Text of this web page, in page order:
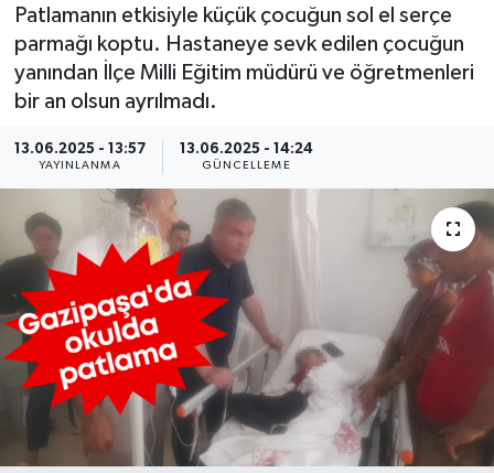
Patlamanın etkisiyle küçük çocuğun sol el serçe
parmağı koptu. Hastaneye sevk edilen çocuğun
yanından İlçe Milli Eğitim müdürü ve öğretmenleri
bir an olsun ayrılmadı.
13.06.2025 - 13:57
YAYINLANMA
13.06.2025 - 14:24
GÜNCELLEME
Asayiş
Dünya
Eğitim
Magazin
Turizm
Çevre
Kültür ve Sanat
Haber Arşivi